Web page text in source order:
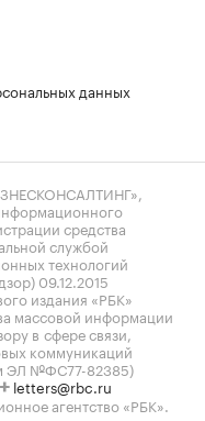
данных
средства
службой
технологий
09.12.2015
издания «РБК»
массовой информации
в сфере связи,
коммуникаций
ЭЛ №ФС77-82385)
letters@rbc.ru
агентство «РБК».